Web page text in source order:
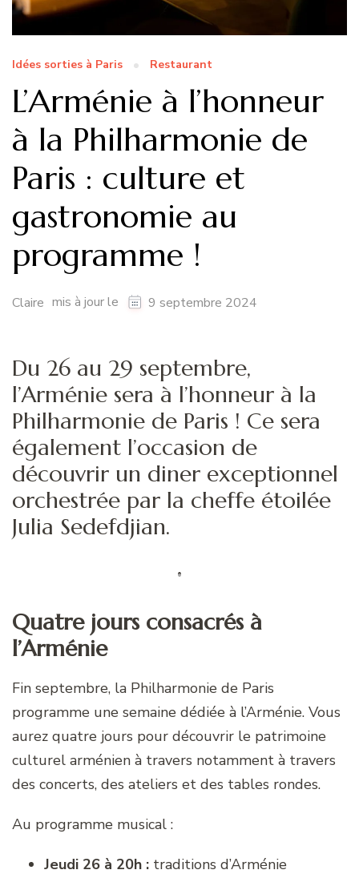
Idées sorties à Paris Restaurant
L’Arménie à l’honneur
à la Philharmonie de
Paris : culture et
gastronomie au
programme !
Claire mis à jour le 9 septembre 2024
Du 26 au 29 septembre,
l’Arménie sera à l’honneur à la
Philharmonie de Paris ! Ce sera
également l’occasion de
découvrir un diner exceptionnel
orchestrée par la cheffe étoilée
Julia Sedefdjian.
Quatre jours consacrés à
l’Arménie
Fin septembre, la Philharmonie de Paris
programme une semaine dédiée à l’Arménie. Vous
aurez quatre jours pour découvrir le patrimoine
culturel arménien à travers notamment à travers
des concerts, des ateliers et des tables rondes.
Au programme musical :
Jeudi 26 à 20h : traditions d’Arménie